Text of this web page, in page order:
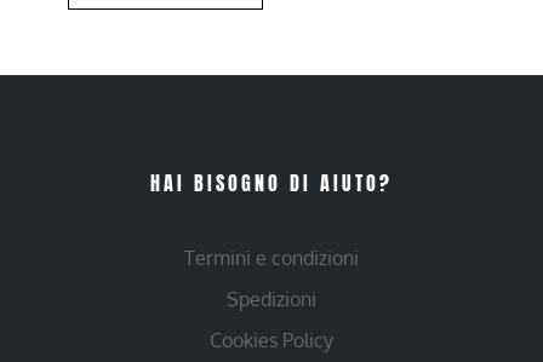
HAI BISOGNO DI AIUTO?
Termini e condizioni
Spedizioni
Cookies Policy